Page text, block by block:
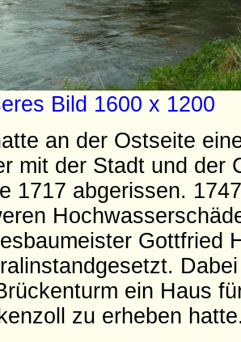
Bild 1600 x 1200
an der Ostseite
mit der Stadt und der
1717 abgerissen.
Gottfried
ein Haus
zu erheben